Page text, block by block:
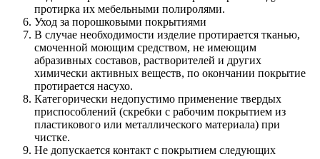
протирка их мебельными полиролями.
Уход за порошковыми покрытиями
В случае необходимости изделие протирается тканью,
смоченной моющим средством, не имеющим
абразивных составов, растворителей и других
химически активных веществ, по окончании покрытие
протирается насухо.
Категорически недопустимо применение твердых
приспособлений (скребки с рабочим покрытием из
пластикового или металлического материала) при
чистке.
Не допускается контакт с покрытием следующих